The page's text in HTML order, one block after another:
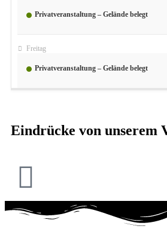
Privatveranstaltung – Gelände belegt
Freitag
Privatveranstaltung – Gelände belegt
Eindrücke von unserem